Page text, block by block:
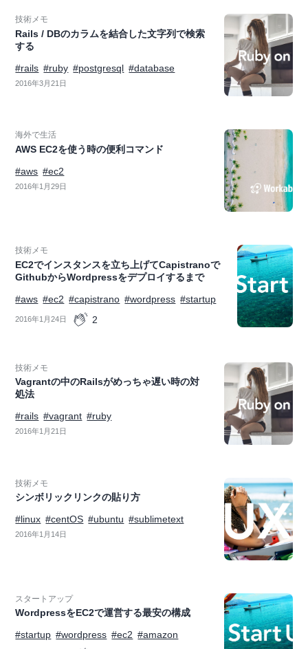
技術メモ
Rails / DBのカラムを結合した文字列で検索
する
#rails #ruby #postgresql #database
2016年3月21日
海外で生活
AWS EC2を使う時の便利コマンド
#aws #ec2
2016年1月29日
技術メモ
EC2でインスタンスを立ち上げてCapistranoで
GithubからWordpressをデプロイするまで
#aws #ec2 #capistrano #wordpress #startup
2016年1月24日 2
技術メモ
Vagrantの中のRailsがめっちゃ遅い時の対
処法
#rails #vagrant #ruby
2016年1月21日
技術メモ
シンボリックリンクの貼り方
#linux #centOS #ubuntu #sublimetext
2016年1月14日
スタートアップ
WordpressをEC2で運営する最安の構成
#startup #wordpress #ec2 #amazon